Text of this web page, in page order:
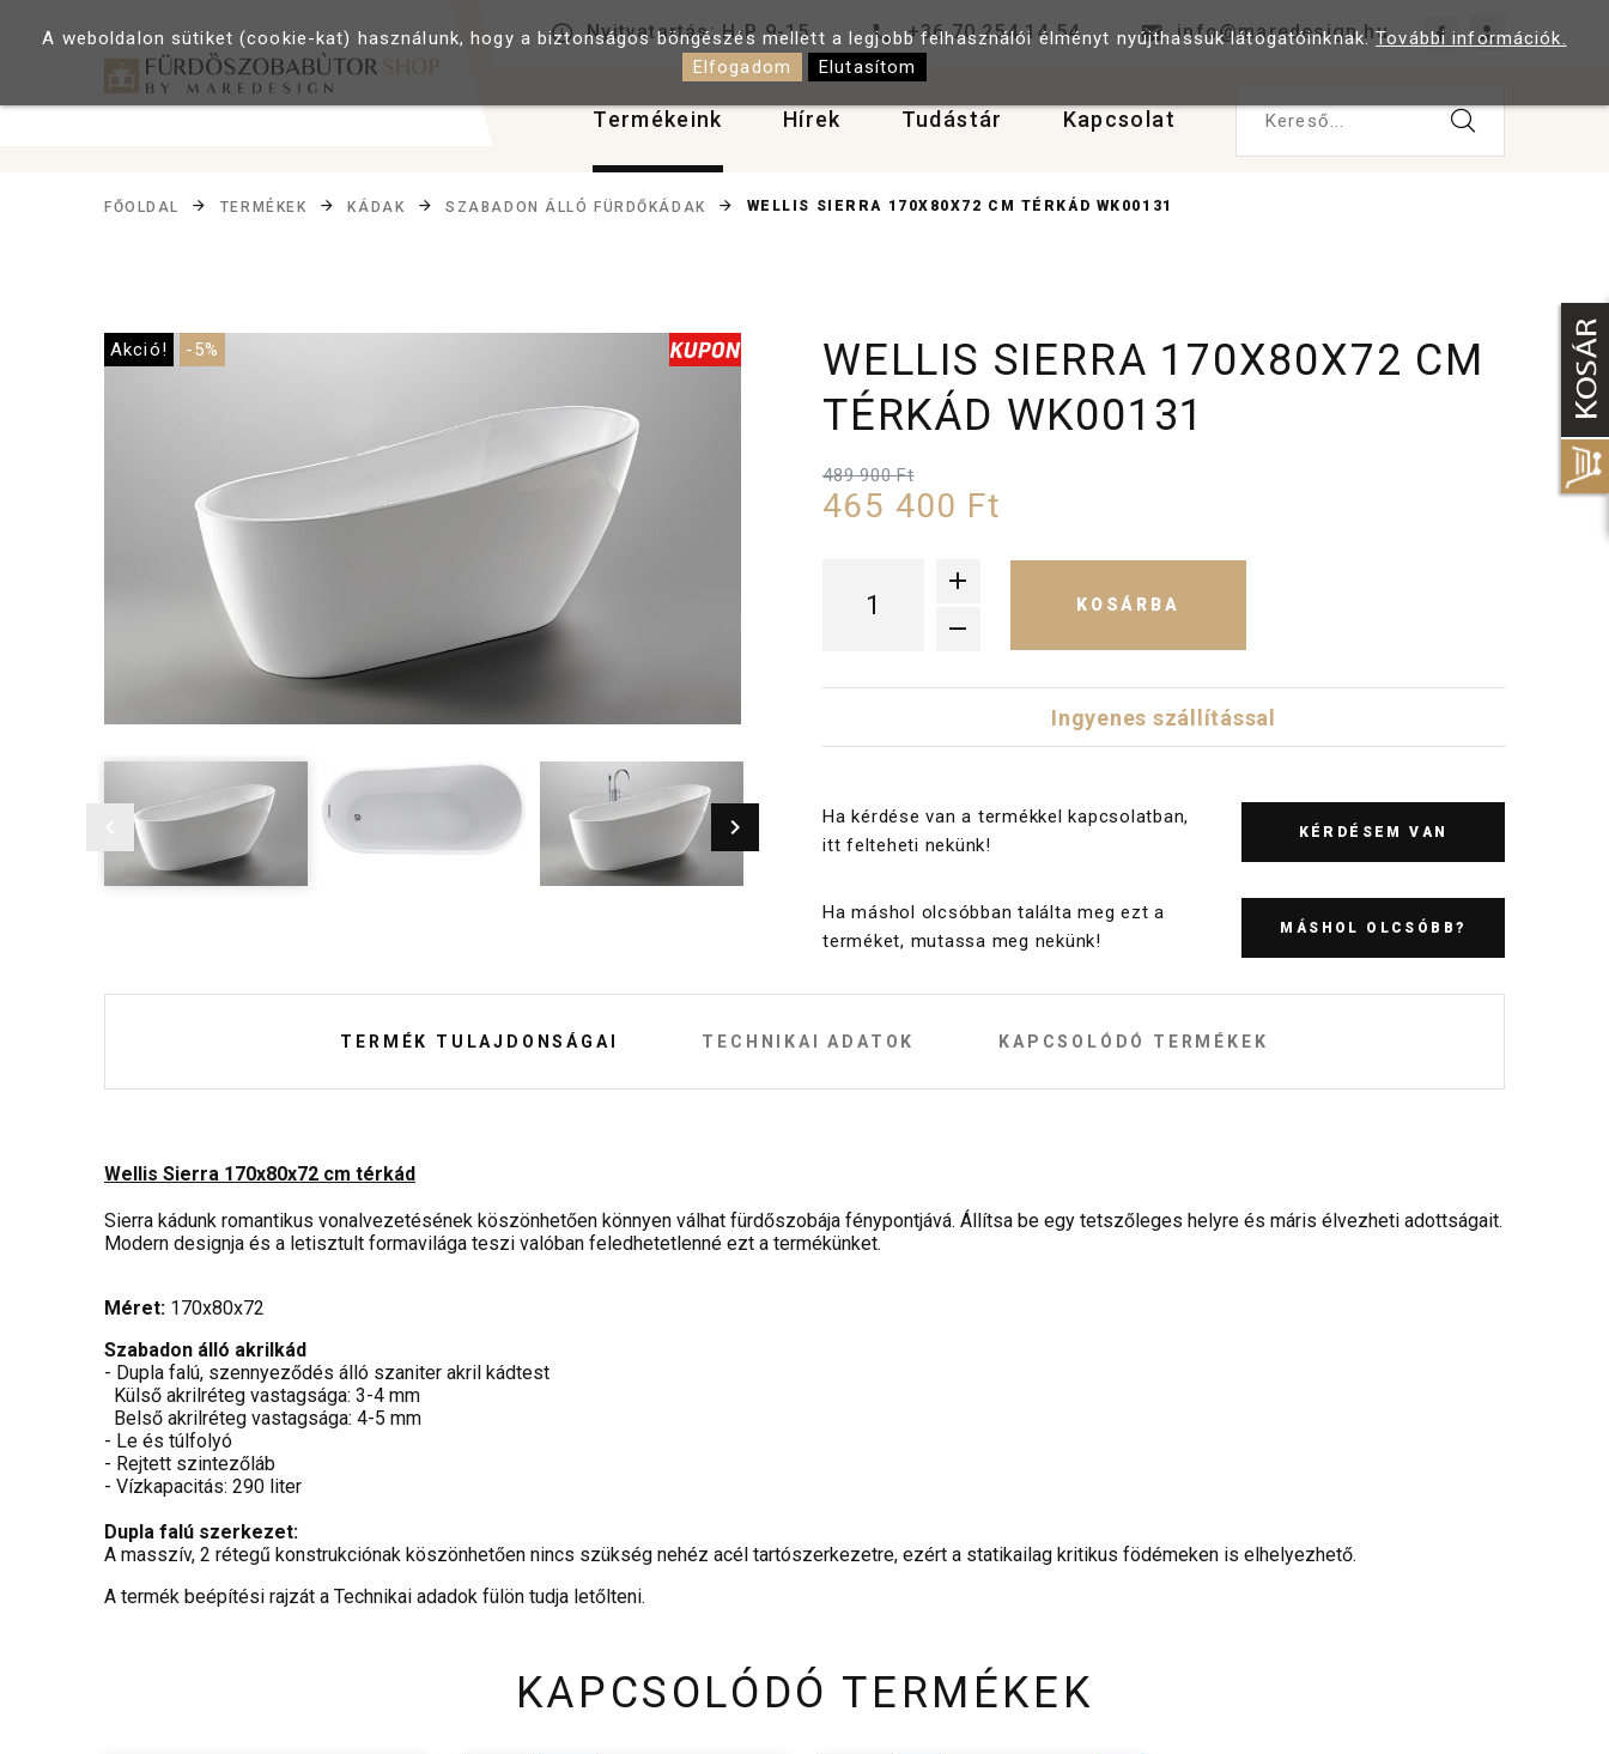
Nyitvatartás: H-P 9-15 +36 70 254 14 54 info@maredesign.hu
Termékeink Hírek Tudástár Kapcsolat Kereső...
FŐOLDAL TERMÉKEK KÁDAK SZABADON ÁLLÓ FÜRDŐKÁDAK WELLIS SIERRA 170X80X72 CM TÉRKÁD WK00131
Akció! -5%
WELLIS SIERRA 170X80X72 CM
TÉRKÁD WK00131
489 900 Ft
465 400 Ft
KOSÁRBA
Ingyenes szállítással
Ha kérdése van a termékkel kapcsolatban,
itt felteheti nekünk!
KÉRDÉSEM VAN
Ha máshol olcsóbban találta meg ezt a
terméket, mutassa meg nekünk!
MÁSHOL OLCSÓBB?
TERMÉK TULAJDONSÁGAI TECHNIKAI ADATOK KAPCSOLÓDÓ TERMÉKEK
Wellis Sierra 170x80x72 cm térkád
Sierra kádunk romantikus vonalvezetésének köszönhetően könnyen válhat fürdőszobája fénypontjává. Állítsa be egy tetszőleges helyre és máris élvezheti adottságait.
Modern designja és a letisztult formavilága teszi valóban feledhetetlenné ezt a termékünket.
Méret: 170x80x72
Szabadon álló akrilkád
- Dupla falú, szennyeződés álló szaniter akril kádtest
Külső akrilréteg vastagsága: 3-4 mm
Belső akrilréteg vastagsága: 4-5 mm
- Le és túlfolyó
- Rejtett szintezőláb
- Vízkapacitás: 290 liter
Dupla falú szerkezet:
A masszív, 2 rétegű konstrukciónak köszönhetően nincs szükség nehéz acél tartószerkezetre, ezért a statikailag kritikus födémeken is elhelyezhető.
A termék beépítési rajzát a Technikai adadok fülön tudja letőlteni.
KAPCSOLÓDÓ TERMÉKEK
A weboldalon sütiket (cookie-kat) használunk, hogy a biztonságos böngészés mellett a legjobb felhasználói élményt nyújthassuk látogatóinknak.További információk.
Elfogadom
Elutasítom